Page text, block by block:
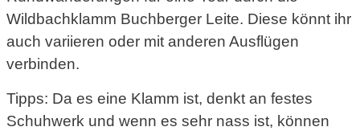
Wildbachklamm Buchberger Leite. Diese könnt ihr
auch variieren oder mit anderen Ausflügen
verbinden.
Tipps: Da es eine Klamm ist, denkt an festes
Schuhwerk und wenn es sehr nass ist, können